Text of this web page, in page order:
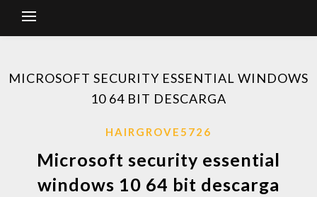
MICROSOFT SECURITY ESSENTIAL WINDOWS
10 64 BIT DESCARGA
HAIRGROVE5726
Microsoft security essential
windows 10 64 bit descarga